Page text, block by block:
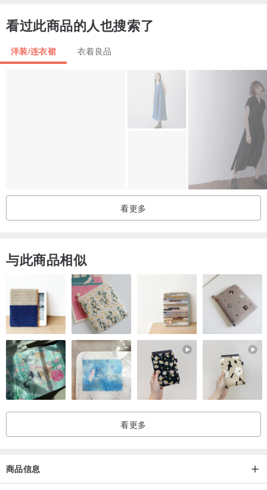
*商品皆为实品拍摄，商品拍摄受光线及屏幕的不同会有些许色差
*尺寸为平量可能误差1-3cm
*古着商品状况皆不同，可接受者再下标
营业时间：14:00～21:00（Wed.-Sun.）
看过此商品的人也搜索了
洋装/连衣裙 衣着良品
看更多
与此商品相似
看更多
商品信息